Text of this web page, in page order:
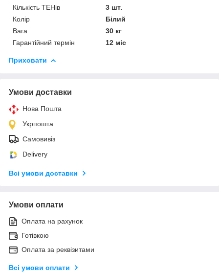
Кількість ТЕНів
3 шт.
Колір
Білий
Вага
30 кг
Гарантійний термін
12 міс
Приховати
Умови доставки
Нова Пошта
Укрпошта
Самовивіз
Delivery
Всі умови доставки
Умови оплати
Оплата на рахунок
Готівкою
Оплата за реквізитами
Всі умови оплати